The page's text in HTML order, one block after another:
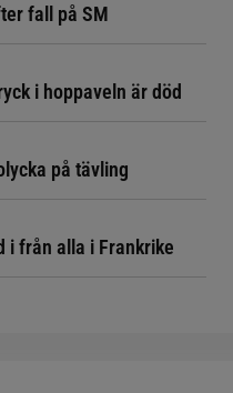
fall på SM
i hoppaveln är död
på tävling
i från alla i Frankrike